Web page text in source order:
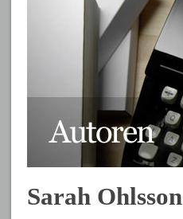
Sarah Ohlsson